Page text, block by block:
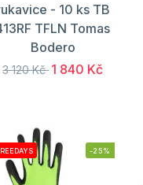
- 10 ks TB
TFLN Tomas
Bodero
3 120 Kč 1 840 Kč
-25%